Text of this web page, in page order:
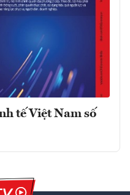
tế Việt Nam số